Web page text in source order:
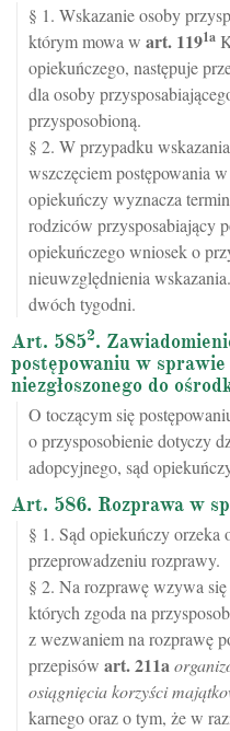
§ 1. Wskazanie osoby
którym mowa w art. 1191a
opiekuńczego, następuje
dla osoby
przysposobioną.
§ 2. W przypadku
wszczęciem postępowania
opiekuńczy wyznacza
rodziców przysposabiający
opiekuńczego wniosek o
nieuwzględnienia
dwóch tygodni.
Art. 5852.
postępowaniu w
niezgłoszonego do
O toczącym się
o przysposobienie dotyczy
adopcyjnego, sąd
Art. 586. Rozprawa w
§ 1. Sąd opiekuńczy orzeka
przeprowadzeniu rozprawy.
§ 2. Na rozprawę wzywa
których zgoda na
z wezwaniem na rozprawę
przepisów art.211a
osiągnięcia korzyści
karnego oraz o tym, że w